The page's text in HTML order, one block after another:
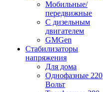
Мобильные/
передвижные
С дизельным
двигателем
GMGen
Стабилизаторы
напряжения
Для дома
Однофазные 220
Вольт